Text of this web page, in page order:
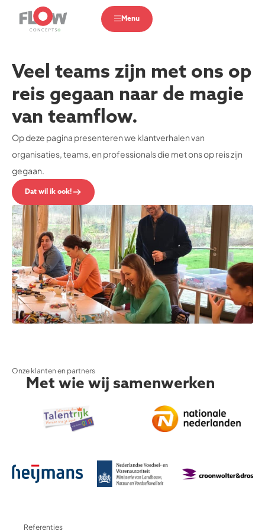
Menu
Veel teams zijn met ons op
reis gegaan naar de magie
van teamflow.
Op deze pagina presenteren we klantverhalen van
organisaties, teams, en professionals die met ons op reis zijn
gegaan.
Dat wil ik ook!
Onze klanten en partners
Met wie wij samenwerken
Referenties